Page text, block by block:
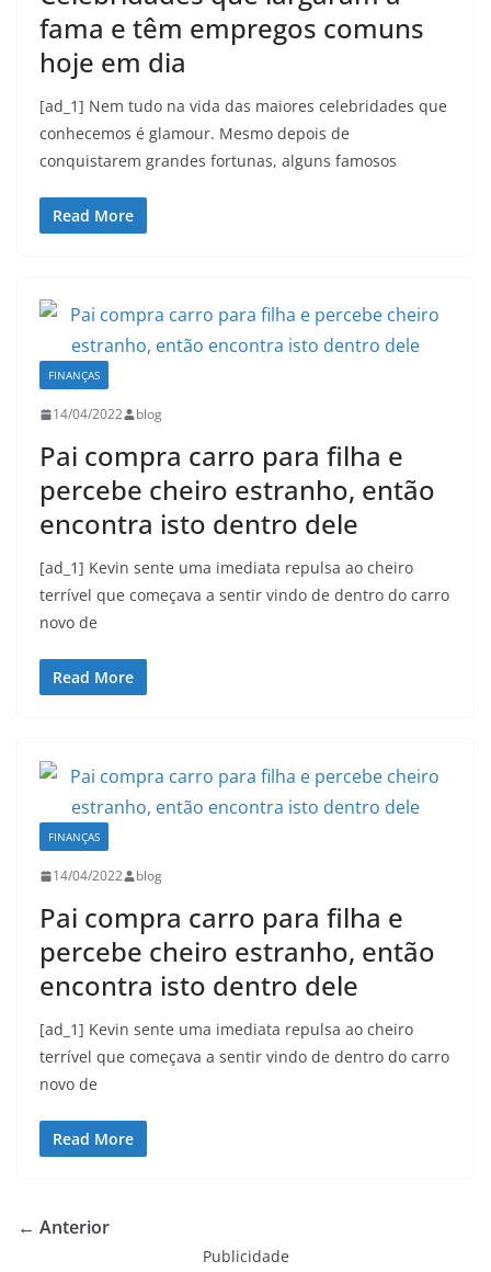
fama e têm empregos comuns
hoje em dia
[ad_1] Nem tudo na vida das maiores celebridades que
conhecemos é glamour. Mesmo depois de
conquistarem grandes fortunas, alguns famosos
Read More
FINANÇAS
14/04/2022 blog
Pai compra carro para filha e
percebe cheiro estranho, então
encontra isto dentro dele
[ad_1] Kevin sente uma imediata repulsa ao cheiro
terrível que começava a sentir vindo de dentro do carro
novo de
Read More
FINANÇAS
14/04/2022 blog
Pai compra carro para filha e
percebe cheiro estranho, então
encontra isto dentro dele
[ad_1] Kevin sente uma imediata repulsa ao cheiro
terrível que começava a sentir vindo de dentro do carro
novo de
Read More
← Anterior
Publicidade